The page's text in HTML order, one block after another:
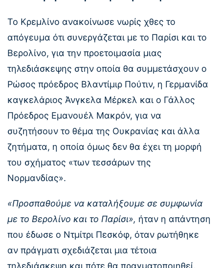
Το Κρεμλίνο ανακοίνωσε νωρίς χθες το
απόγευμα ότι συνεργάζεται με το Παρίσι και το
Βερολίνο, για την προετοιμασία μιας
τηλεδιάσκεψης στην οποία θα συμμετάσχουν ο
Ρώσος πρόεδρος Βλαντίμιρ Πούτιν, η Γερμανίδα
καγκελάριος Άνγκελα Μέρκελ και ο Γάλλος
Πρόεδρος Εμανουέλ Μακρόν, για να
συζητήσουν το θέμα της Ουκρανίας και άλλα
ζητήματα, η οποία όμως δεν θα έχει τη μορφή
του σχήματος «των τεσσάρων της
Νορμανδίας».
«Προσπαθούμε να καταλήξουμε σε συμφωνία
με το Βερολίνο και το Παρίσι», ήταν η απάντηση
που έδωσε ο Ντμίτρι Πεσκόφ, όταν ρωτήθηκε
αν πράγματι σχεδιάζεται μια τέτοια